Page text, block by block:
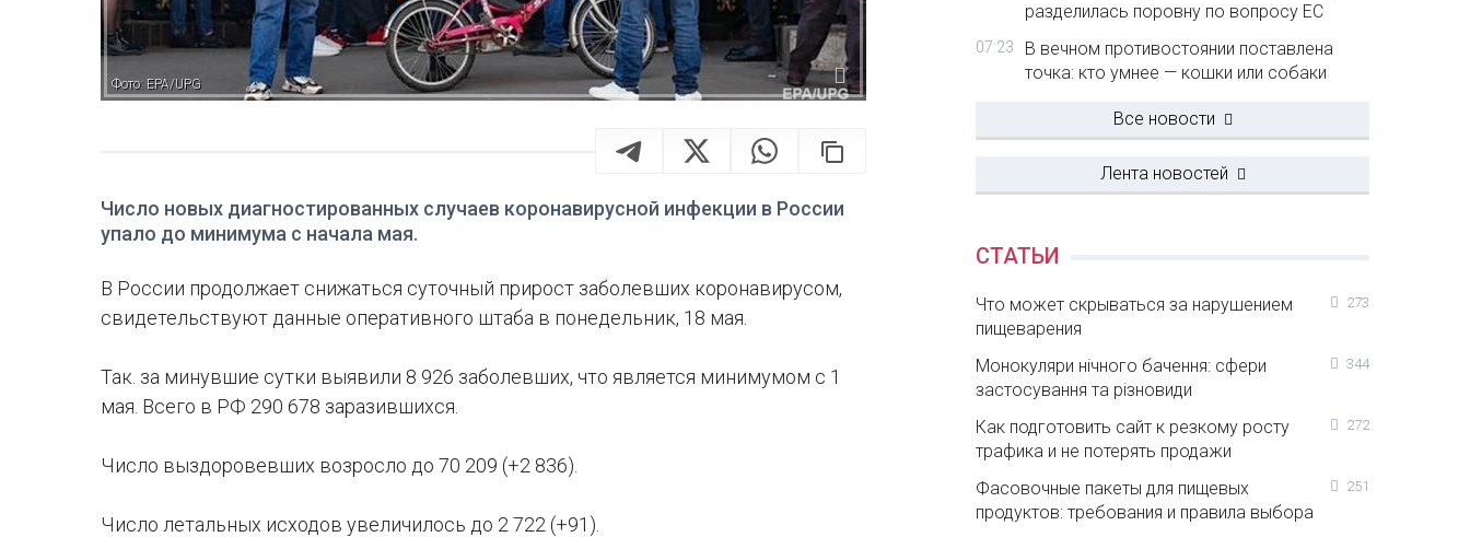
Фото: EPA/UPG
Число новых диагностированных случаев коронавирусной инфекции в России
упало до минимума с начала мая.
В России продолжает снижаться суточный прирост заболевших коронавирусом,
свидетельствуют данные оперативного штаба в понедельник, 18 мая.
Так. за минувшие сутки выявили 8 926 заболевших, что является минимумом с 1
мая. Всего в РФ 290 678 заразившихся.
Число выздоровевших возросло до 70 209 (+2 836).
Число летальных исходов увеличилось до 2 722 (+91).
разделилась поровну по вопросу ЕС
07:23
В вечном противостоянии поставлена
точка: кто умнее — кошки или собаки
Все новости
Лента новостей
СТАТЬИ
Что может скрываться за нарушением
пищеварения
273
Монокуляри нічного бачення: сфери
застосування та різновиди
344
Как подготовить сайт к резкому росту
трафика и не потерять продажи
272
Фасовочные пакеты для пищевых
продуктов: требования и правила выбора
251